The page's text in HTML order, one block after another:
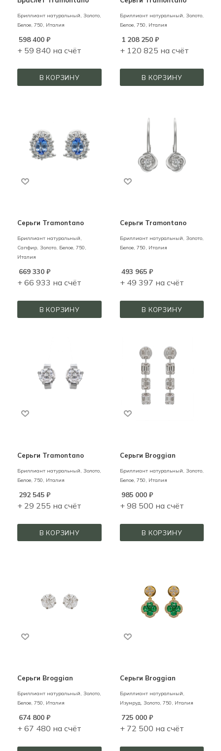
Бриллиант натуральный, Золото,
Белое, 750, Италия
598 400 ₽
+ 59 840 на счёт
В КОРЗИНУ
Бриллиант натуральный, Золото,
Белое, 750, Италия
1 208 250₽
+ 120 825 на счёт
В КОРЗИНУ
Серьги Tramontano
Бриллиант натуральный,
Сапфир, Золото, Белое, 750,
Италия
669 330 ₽
+ 66 933 на счёт
В КОРЗИНУ
Серьги Tramontano
Бриллиант натуральный, Золото,
Белое, 750, Италия
493 965₽
+ 49 397 на счёт
В КОРЗИНУ
Серьги Tramontano
Бриллиант натуральный, Золото,
Белое, 750, Италия
292 545 ₽
+ 29 255 на счёт
В КОРЗИНУ
Серьги Broggian
Бриллиант натуральный, Золото,
Белое, 750, Италия
985 000₽
+ 98 500 на счёт
В КОРЗИНУ
Серьги Broggian
Бриллиант натуральный, Золото,
Белое, 750, Италия
674 800 ₽
+ 67 480 на счёт
Серьги Broggian
Бриллиант натуральный,
Изумруд, Золото, 750, Италия
725 000₽
+ 72 500 на счёт